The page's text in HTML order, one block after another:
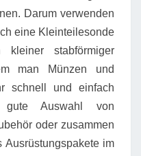
Darum verwenden
eine Kleinteilesonde
stabförmiger
man Münzen und
schnell und einfach
gute Auswahl von
oder zusammen
Ausrüstungspakete im